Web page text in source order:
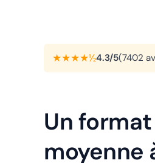
★★★★½4.3/5(7402
Un
moyenne